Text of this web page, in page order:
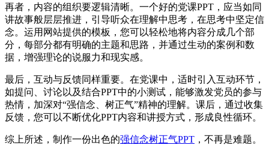
再者，内容的组织要逻辑清晰。一个好的党课PPT，应当如同
讲故事般层层推进，引导听众在理解中思考，在思考中坚定信
念。运用网站提供的模板，您可以轻松地将内容分成几个部
分，每部分都有明确的主题和思路，并通过生动的案例和数
据，增强理论的说服力和现实感。
最后，互动与反馈同样重要。在党课中，适时引入互动环节，
如提问、讨论以及结合PPT中的小测试，能够激发党员的参与
热情，加深对“强信念、树正气”精神的理解。课后，通过收集
反馈，您可以不断优化PPT内容和讲授方式，形成良性循环。
综上所述，制作一份出色的强信念树正气PPT ，不再是难题。